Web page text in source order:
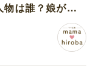
物は誰？娘が戻
と不安になる